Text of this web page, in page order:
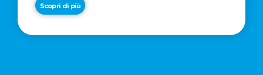
Scopri di più
“Passione